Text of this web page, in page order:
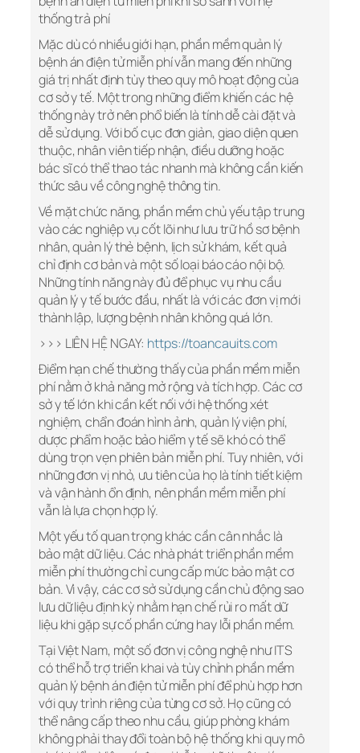
thống trả phí
Mặc dù có nhiều giới hạn, phần mềm quản lý
bệnh án điện tử miễn phí vẫn mang đến những
giá trị nhất định tùy theo quy mô hoạt động của
cơ sở y tế. Một trong những điểm khiến các hệ
thống này trở nên phổ biến là tính dễ cài đặt và
dễ sử dụng. Với bố cục đơn giản, giao diện quen
thuộc, nhân viên tiếp nhận, điều dưỡng hoặc
bác sĩ có thể thao tác nhanh mà không cần kiến
thức sâu về công nghệ thông tin.
Về mặt chức năng, phần mềm chủ yếu tập trung
vào các nghiệp vụ cốt lõi như lưu trữ hồ sơ bệnh
nhân, quản lý thẻ bệnh, lịch sử khám, kết quả
chỉ định cơ bản và một số loại báo cáo nội bộ.
Những tính năng này đủ để phục vụ nhu cầu
quản lý y tế bước đầu, nhất là với các đơn vị mới
thành lập, lượng bệnh nhân không quá lớn.
>>> LIÊN HỆ NGAY: https://toancauits.com
Điểm hạn chế thường thấy của phần mềm miễn
phí nằm ở khả năng mở rộng và tích hợp. Các cơ
sở y tế lớn khi cần kết nối với hệ thống xét
nghiệm, chẩn đoán hình ảnh, quản lý viện phí,
dược phẩm hoặc bảo hiểm y tế sẽ khó có thể
dùng trọn vẹn phiên bản miễn phí. Tuy nhiên, với
những đơn vị nhỏ, ưu tiên của họ là tính tiết kiệm
và vận hành ổn định, nên phần mềm miễn phí
vẫn là lựa chọn hợp lý.
Một yếu tố quan trọng khác cần cân nhắc là
bảo mật dữ liệu. Các nhà phát triển phần mềm
miễn phí thường chỉ cung cấp mức bảo mật cơ
bản. Vì vậy, các cơ sở sử dụng cần chủ động sao
lưu dữ liệu định kỳ nhằm hạn chế rủi ro mất dữ
liệu khi gặp sự cố phần cứng hay lỗi phần mềm.
Tại Việt Nam, một số đơn vị công nghệ như ITS
có thể hỗ trợ triển khai và tùy chỉnh phần mềm
quản lý bệnh án điện tử miễn phí để phù hợp hơn
với quy trình riêng của từng cơ sở. Họ cũng có
thể nâng cấp theo nhu cầu, giúp phòng khám
không phải thay đổi toàn bộ hệ thống khi quy mô